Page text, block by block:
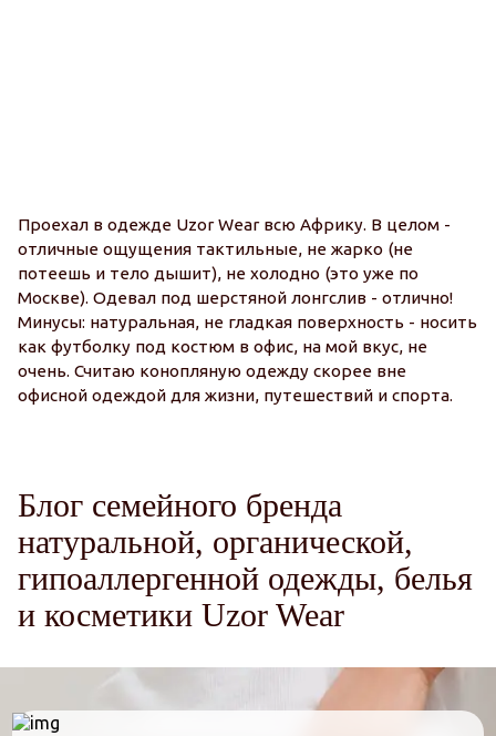
Проехал в одежде Uzor Wear всю Африку. В целом -
отличные ощущения тактильные, не жарко (не
потеешь и тело дышит), не холодно (это уже по
Москве). Одевал под шерстяной лонгслив - отлично!
Минусы: натуральная, не гладкая поверхность - носить
как футболку под костюм в офис, на мой вкус, не
очень. Считаю конопляную одежду скорее вне
офисной одеждой для жизни, путешествий и спорта.
Блог семейного бренда
натуральной, органической,
гипоаллергенной одежды, белья
и косметики Uzor Wear